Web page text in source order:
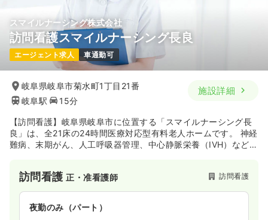
スマイルナーシング株式会社
訪問看護スマイルナーシング長良
エージェント求人 車通勤可
岐阜県岐阜市菊水町1丁目21番
岐阜駅
15分
施設詳細
【訪問看護】岐阜県岐阜市に位置する「スマイルナーシング長
良」は、全21床の24時間医療対応型有料老人ホームです。 神経
難病、末期がん、人工呼吸器管理、中心静脈栄養（IVH）など、
制で、リハビリ平行棒を導入するなど、重度の方の生活の質と
在宅復帰を支える看護・介護を追求できます。
訪問看護正・准看護師 訪問看護
夜勤のみ（パート）